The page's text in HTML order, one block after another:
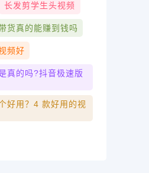
长发剪学生头视频
货真的能赚到钱吗
频好
真的吗?抖音极速版
好用？4 款好用的视